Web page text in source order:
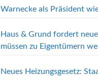
Warnecke als Präsident
Haus & Grund fordert
müssen zu Eigentümern
Neues Heizungsgesetz: